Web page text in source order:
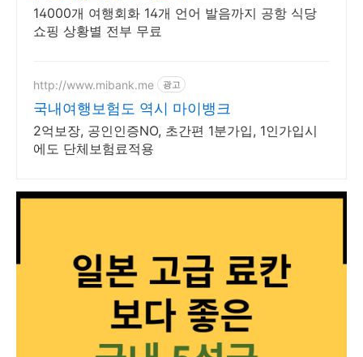
14000개 여행회화 14개 언어 발음까지 공항 식당
쇼핑 상황별 전부 무료
http://www.mibank.me 광고
국내여행보험도 역시 마이뱅크
2억보장, 공인인증NO, 초간편 1분가입, 1인가입시
에도 단체보험료적용